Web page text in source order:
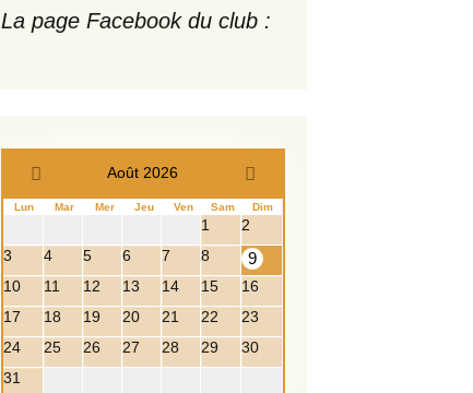
La page Facebook du club :
Août 2026
Lun Mar Mer Jeu Ven Sam Dim
1
2
3
4 5 6 7 8 9
10 11 12 13 14 15
16
17
18 19 20 21 22
23
24
25 26 27 28 29
30
31